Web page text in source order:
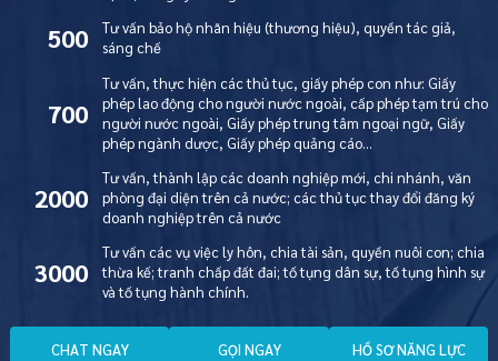
500
Tư vấn bảo hộ nhãn hiệu (thương hiệu), quyền tác giả,
sáng chế
700
Tư vấn, thực hiện các thủ tục, giấy phép con như: Giấy
phép lao động cho người nước ngoài, cấp phép tạm trú cho
người nước ngoài, Giấy phép trung tâm ngoại ngữ, Giấy
phép ngành dược, Giấy phép quảng cáo…
2000
Tư vấn, thành lập các doanh nghiệp mới, chi nhánh, văn
phòng đại diện trên cả nước; các thủ tục thay đổi đăng ký
doanh nghiệp trên cả nước
3000
Tư vấn các vụ việc ly hôn, chia tài sản, quyền nuôi con; chia
thừa kế; tranh chấp đất đai; tố tụng dân sự, tố tụng hình sự
và tố tụng hành chính.
CHAT NGAY GỌI NGAY HỒ SƠ NĂNG LỰC